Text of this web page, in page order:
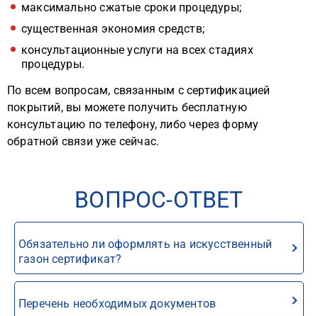
максимально сжатые сроки процедуры;
существенная экономия средств;
консультационные услуги на всех стадиях
процедуры.
По всем вопросам, связанным с сертификацией
покрытий, вы можете получить бесплатную
консультацию по телефону, либо через форму
обратной связи уже сейчас.
ВОПРОС-ОТВЕТ
Обязательно ли оформлять на искусственный
газон сертификат?
Перечень необходимых документов